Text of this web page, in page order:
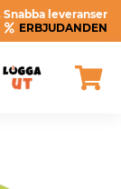
Snabba leveranser
ERBJUDANDEN